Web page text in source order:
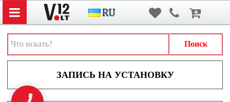
Поиск
Вход/Регистрация
АВТОЗВУК
АКСЕССУАРЫ И ДОПОЛНИТЕЛЬНОЕ ОБОРУДОВАНИЕ
ВИДЕОРЕГИСТРАТОРЫ
КНОПКА